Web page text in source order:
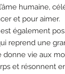
humaine,
et pour aimer.
également
reprend une
vie aux
et résonnent